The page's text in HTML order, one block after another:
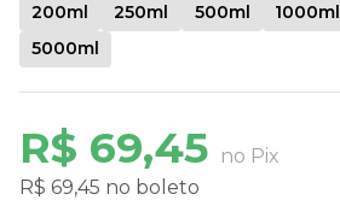
R$ 69,45
no Pix
R$ 69,45 no boleto
200ml
250ml 500ml 1000ml
5000ml